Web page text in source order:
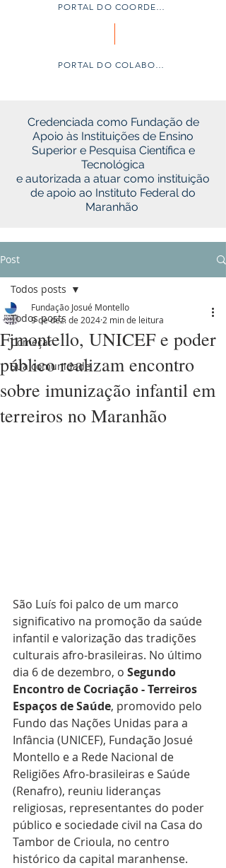
Credenciada como Fundação de
Apoio às Instituições de Ensino
Superior e Pesquisa Científica e
Tecnológica
e autorizada a atuar como instituição
de apoio ao Instituto Federal do
Maranhão
Post
Todos posts
Começar
Sua comunidade
Todos posts
Fjmontello, UNICEF e poder
público realizam encontro
sobre imunização infantil em
terreiros no Maranhão
Fundação Josué Montello
9 de dez. de 2024 2 min de leitura
São Luís foi palco de um marco
significativo na promoção da saúde
infantil e valorização das tradições
culturais afro-brasileiras. No último
dia 6 de dezembro, o Segundo
Encontro de Cocriação - Terreiros
Espaços de Saúde, promovido pelo
Fundo das Nações Unidas para a
Infância (UNICEF), Fundação Josué
Montello e a Rede Nacional de
Religiões Afro-brasileiras e Saúde
(Renafro), reuniu lideranças
religiosas, representantes do poder
público e sociedade civil na Casa do
Tambor de Crioula, no centro
histórico da capital maranhense.